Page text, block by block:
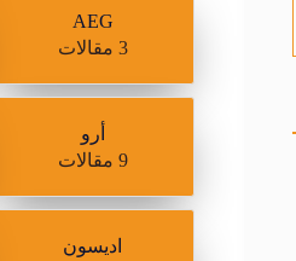
AEG
3 مقالات
أرو
9 مقالات
اديسون